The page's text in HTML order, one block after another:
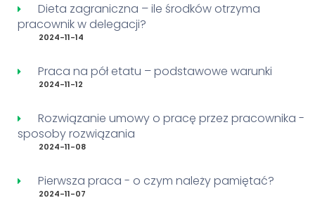
Dieta zagraniczna – ile środków otrzyma
pracownik w delegacji?
2024-11-14
Praca na pół etatu – podstawowe warunki
2024-11-12
Rozwiązanie umowy o pracę przez pracownika -
sposoby rozwiązania
2024-11-08
Pierwsza praca - o czym należy pamiętać?
2024-11-07